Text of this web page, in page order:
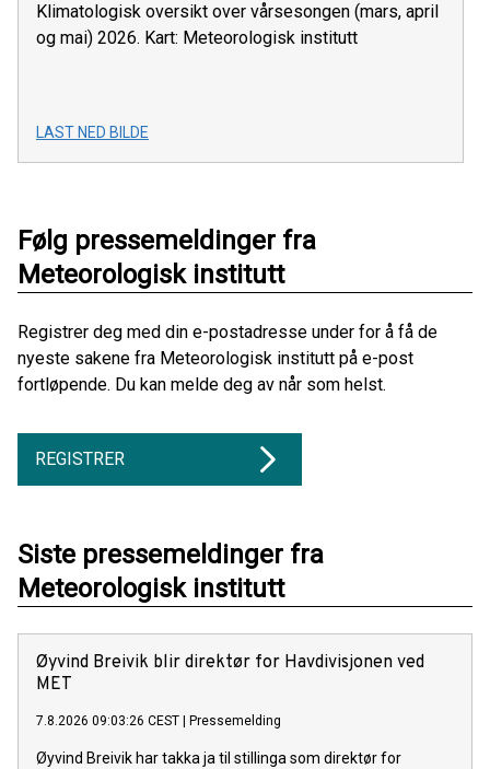
Klimatologisk oversikt over vårsesongen (mars, april
og mai) 2026. Kart: Meteorologisk institutt
LAST NED BILDE
Følg pressemeldinger fra
Meteorologisk institutt
Registrer deg med din e-postadresse under for å få de
nyeste sakene fra Meteorologisk institutt på e-post
fortløpende. Du kan melde deg av når som helst.
REGISTRER
Siste pressemeldinger fra
Meteorologisk institutt
Øyvind Breivik blir direktør for Havdivisjonen ved
MET
7.8.2026 09:03:26 CEST Pressemelding
Øyvind Breivik har takka ja til stillinga som direktør for